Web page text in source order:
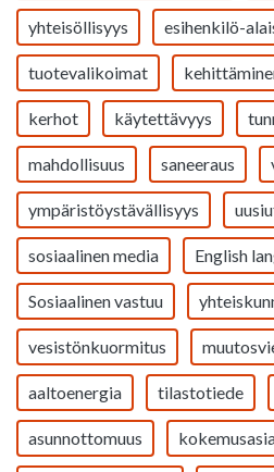
yhteisöllisyys esihenkilö-
tuotevalikoimat
kerhot käytettävyys
mahdollisuus saneeraus
ympäristöystävällisyys
sosiaalinen media English
Sosiaalinen vastuu
vesistönkuormitus
aaltoenergia tilastotiede
asunnottomuus